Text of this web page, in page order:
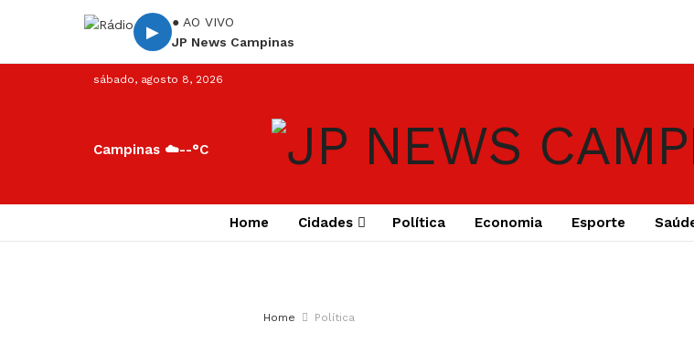
▶
● AO VIVO
JP News Campinas
sábado, agosto 8, 2026
Campinas ☁️--°C
Home Cidades Política Economia Esporte
Home Política